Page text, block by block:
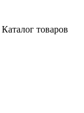
Каталог товаров